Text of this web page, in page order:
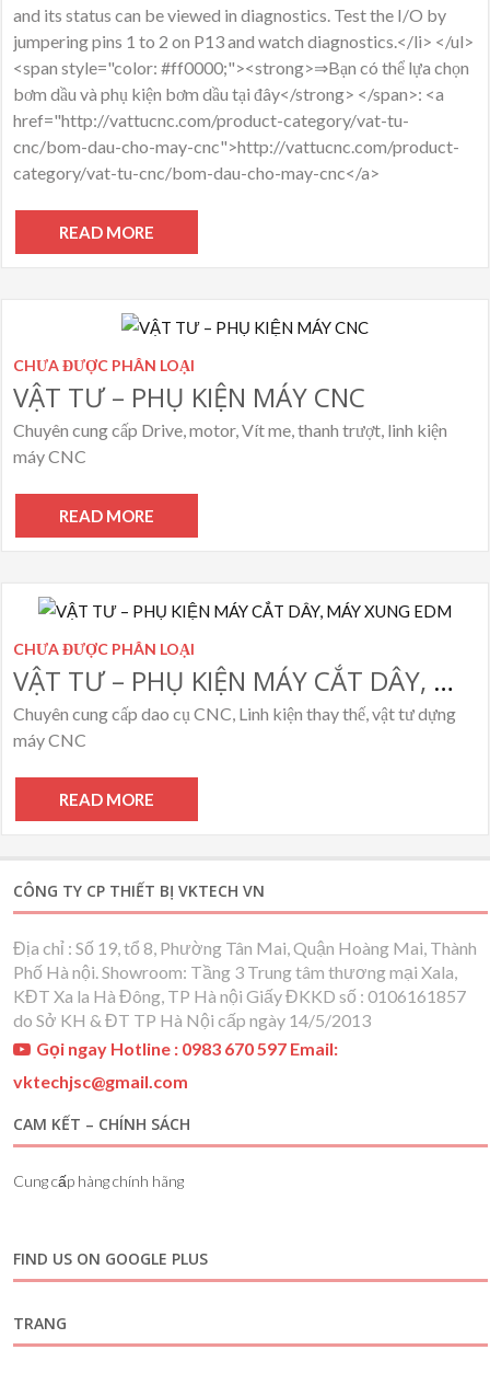
and its status can be viewed in diagnostics. Test the I/O by
jumpering pins 1 to 2 on P13 and watch diagnostics.</li> </ul>
<span style="color: #ff0000;"><strong>⇒Bạn có thể lựa chọn
bơm dầu và phụ kiện bơm dầu tại đây</strong> </span>: <a
href="http://vattucnc.com/product-category/vat-tu-
cnc/bom-dau-cho-may-cnc">http://vattucnc.com/product-
category/vat-tu-cnc/bom-dau-cho-may-cnc</a>
READ MORE
CHƯA ĐƯỢC PHÂN LOẠI
VẬT TƯ – PHỤ KIỆN MÁY CNC
Chuyên cung cấp Drive, motor, Vít me, thanh trượt, linh kiện
máy CNC
READ MORE
CHƯA ĐƯỢC PHÂN LOẠI
VẬT TƯ – PHỤ KIỆN MÁY CẮT DÂY, MÁY XUNG EDM
Chuyên cung cấp dao cụ CNC, Linh kiện thay thế, vật tư dựng
máy CNC
READ MORE
CÔNG TY CP THIẾT BỊ VKTECH VN
Địa chỉ : Số 19, tổ 8, Phường Tân Mai, Quận Hoàng Mai, Thành
Phố Hà nội. Showroom: Tầng 3 Trung tâm thương mại Xala,
KĐT Xa la Hà Đông, TP Hà nội Giấy ĐKKD số : 0106161857
do Sở KH & ĐT TP Hà Nội cấp ngày 14/5/2013
Gọi ngay Hotline : 0983 670 597 Email:
vktechjsc@gmail.com
CAM KẾT – CHÍNH SÁCH
Cung cấp hàng chính hãng
FIND US ON GOOGLE PLUS
TRANG